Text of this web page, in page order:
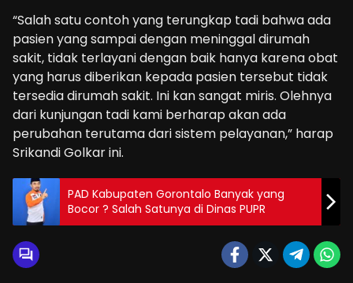
“Salah satu contoh yang terungkap tadi bahwa ada
pasien yang sampai dengan meninggal dirumah
sakit, tidak terlayani dengan baik hanya karena obat
yang harus diberikan kepada pasien tersebut tidak
tersedia dirumah sakit. Ini kan sangat miris. Olehnya
dari kunjungan tadi kami berharap akan ada
perubahan terutama dari sistem pelayanan,” harap
Srikandi Golkar ini.
PAD Kabupaten Gorontalo Banyak yang
Bocor ? Salah Satunya di Dinas PUPR